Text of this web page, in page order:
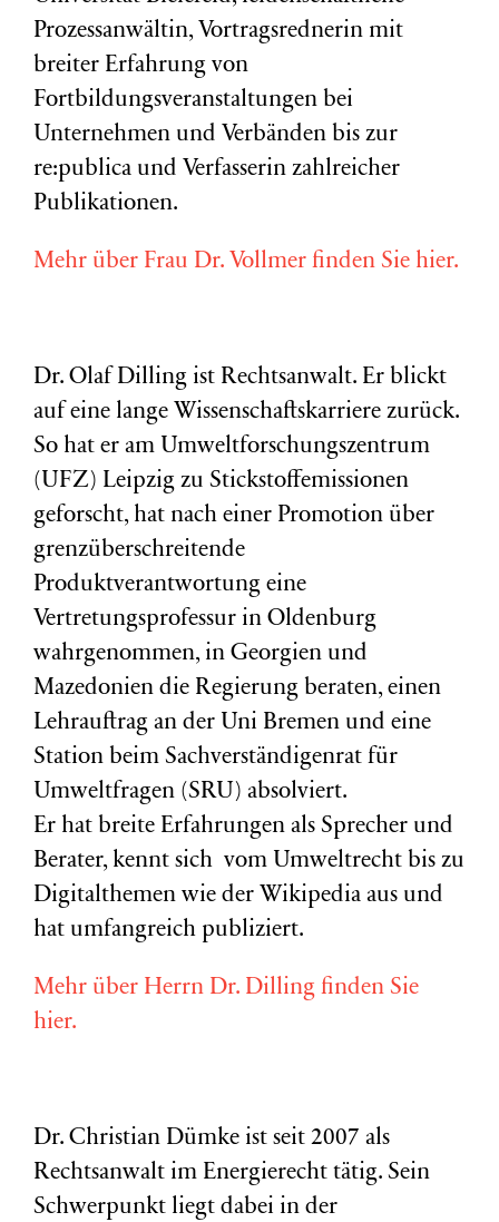
Prozessanwältin, Vortragsrednerin mit
breiter Erfahrung von
Fortbildungsveranstaltungen bei
Unternehmen und Verbänden bis zur
re:publica und Verfasserin zahlreicher
Publikationen.
Mehr über Frau Dr. Vollmer finden Sie hier.
Dr. Olaf Dilling ist Rechtsanwalt. Er blickt
auf eine lange Wissenschaftskarriere zurück.
So hat er am Umweltforschungszentrum
(UFZ) Leipzig zu Stickstoffemissionen
geforscht, hat nach einer Promotion über
grenzüberschreitende
Produktverantwortung eine
Vertretungsprofessur in Oldenburg
wahrgenommen, in Georgien und
Mazedonien die Regierung beraten, einen
Lehrauftrag an der Uni Bremen und eine
Station beim Sachverständigenrat für
Umweltfragen (SRU) absolviert.
Er hat breite Erfahrungen als Sprecher und
Berater, kennt sich vom Umweltrecht bis zu
Digitalthemen wie der Wikipedia aus und
hat umfangreich publiziert.
Mehr über Herrn Dr. Dilling finden Sie
hier.
Dr. Christian Dümke ist seit 2007 als
Rechtsanwalt im Energierecht tätig. Sein
Schwerpunkt liegt dabei in der